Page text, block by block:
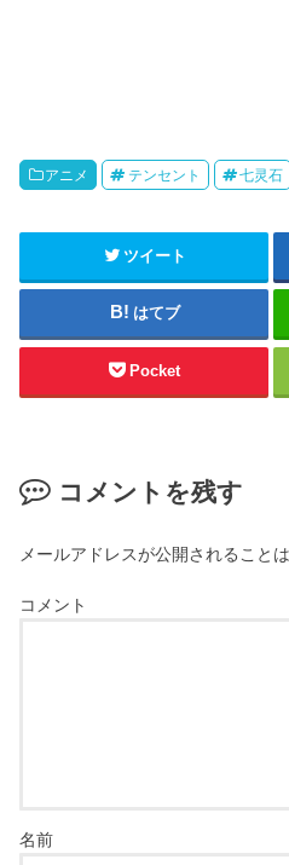
アニメ テンセント 七灵石
ツイート
はてブ
Pocket
コメントを残す
メールアドレスが公開されること
コメント
名前